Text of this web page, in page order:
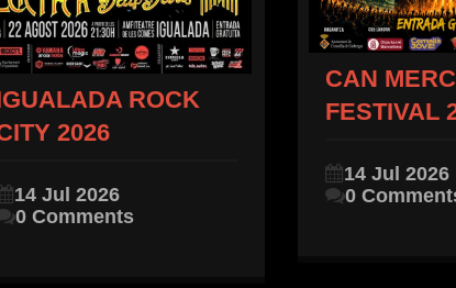
ROCK
2026
14 Jul 2026
0 Comments
CAN
FESTIVAL
14 Jul 2026
0